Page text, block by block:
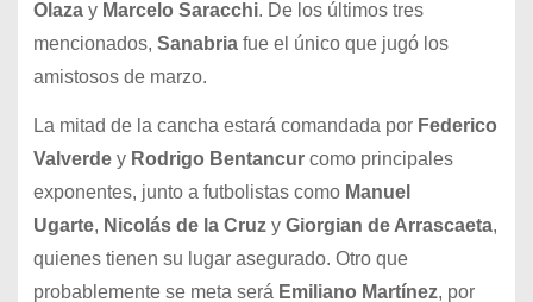
Olazay Marcelo Saracchi. De los últimos tres
mencionados, Sanabria fue el único que jugó los
amistosos de marzo.
La mitad de la cancha estará comandada porFederico
Valverde y Rodrigo Bentancurcomo principales
exponentes, junto a futbolistas como Manuel
Ugarte, Nicolás de la Cruzy Giorgian de Arrascaeta,
quienes tienen su lugar asegurado. Otro que
probablemente se meta será Emiliano Martínez, por